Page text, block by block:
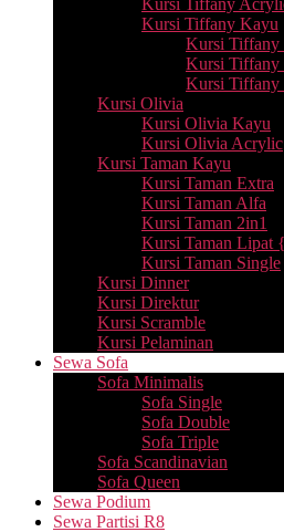
Kursi Tiffany
Kursi Tiffany Kayu
Kursi Tiffany
Kursi Tiffany
Kursi Tiffany
Kursi Olivia
Kursi Olivia Kayu
Kursi Olivia Acrylic
Kursi Taman Kayu
Kursi Taman Extra
Kursi Taman Alfa
Kursi Taman 2in1
Kursi Taman Lipat
Kursi Taman Single
Kursi Dinner
Kursi Direktur
Kursi Scramble
Kursi Pelaminan
Sewa Sofa
Sofa Minimalis
Sofa Single
Sofa Double
Sofa Triple
Sofa Scandinavian
Sofa Queen
Sewa Podium
Sewa Partisi R8